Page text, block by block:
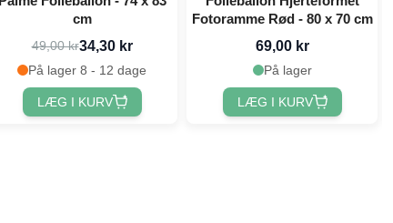
cm
49,00 kr34,30 kr
På lager 8 - 12 dage
LÆG I KURV
Fotoramme Rød - 80 x 70 cm
69,00 kr
På lager
LÆG I KURV